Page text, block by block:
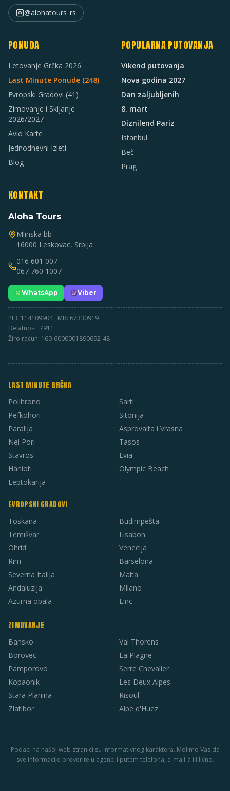
@alohatours_rs
PONUDA
Letovanje Grčka 2026
Last Minute Ponude (248)
Evropski Gradovi (41)
Zimovanje i Skijanje
2026/2027
Avio Karte
Jednodnevni Izleti
Blog
POPULARNA PUTOVANJA
Vikend putovanja
Nova godina 2027
Dan zaljubljenih
8. mart
Diznilend Pariz
Istanbul
Beč
Prag
KONTAKT
Aloha Tours
Mlinska bb
16000 Leskovac, Srbija
016 601 007
067 760 1007
WhatsApp Viber
PIB: 114109904 · MB: 67330919
Delatnost: 7911
Žiro račun: 160-6000001890692-48
LAST MINUTE GRČKA
Polihrono
Pefkohori
Paralija
Nei Pori
Stavros
Hanioti
Leptokarija
Sarti
Sitonija
Asprovalta i Vrasna
Tasos
Evia
Olympic Beach
EVROPSKI GRADOVI
Toskana
Temišvar
Ohrid
Rim
Severna Italija
Andaluzija
Azurna obala
Budimpešta
Lisabon
Venecija
Barselona
Malta
Milano
Linc
ZIMOVANJE
Bansko
Borovec
Pamporovo
Kopaonik
Stara Planina
Zlatibor
Val Thorens
La Plagne
Serre Chevalier
Les Deux Alpes
Risoul
Alpe d'Huez
Podaci na našoj web stranici su informativnog karaktera. Molimo Vas da
sve informacije proverite u agenciji putem telefona, e-mail-a ili lično.